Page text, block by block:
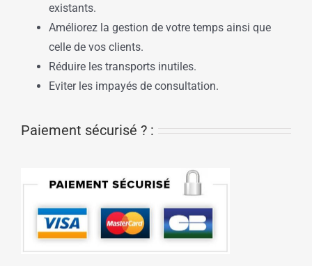
existants.
Améliorez la gestion de votre temps ainsi que
celle de vos clients.
Réduire les transports inutiles.
Eviter les impayés de consultation.
Paiement sécurisé ? :